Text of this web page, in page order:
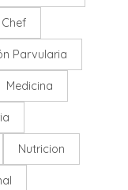
Chef
Parvularia
Medicina
Nutricion